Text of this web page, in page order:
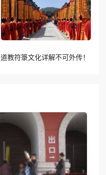
道教符箓文化详解不可外传！